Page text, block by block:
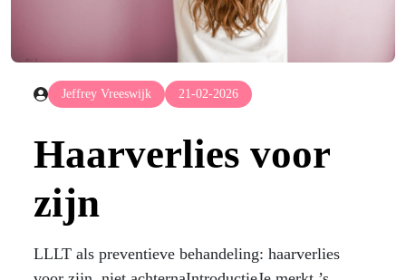
Jeffrey Vreeswijk 21-02-2026
Haarverlies voor
zijn
LLLT als preventieve behandeling: haarverlies